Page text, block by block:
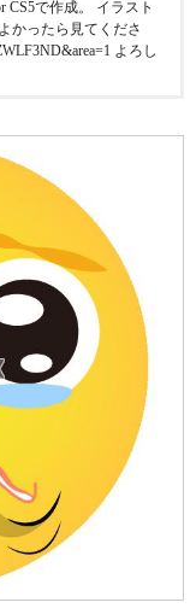
CS5で作成。 イラスト
かったら見てくださ
よろし